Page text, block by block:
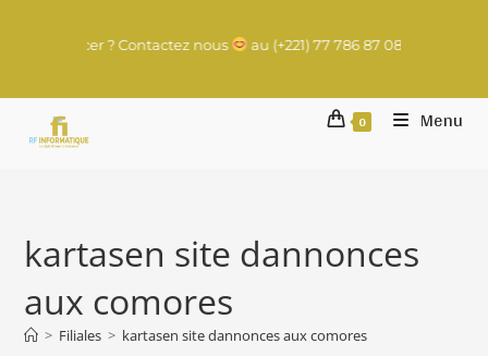
à lancer ? Contactez nous au (+221) 77 786 87 08 (WhatsApp)
0 Menu
kartasen site dannonces
aux comores
> Filiales > kartasen site dannonces aux comores